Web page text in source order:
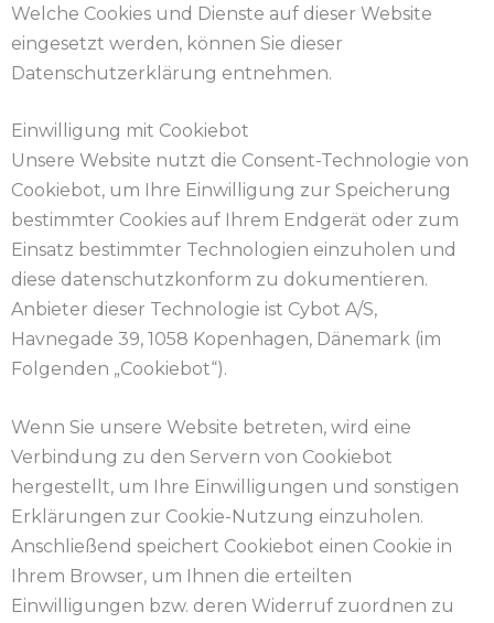
Welche Cookies und Dienste auf dieser Website
eingesetzt werden, können Sie dieser
Datenschutzerklärung entnehmen.
Einwilligung mit Cookiebot
Unsere Website nutzt die Consent-Technologie von
Cookiebot, um Ihre Einwilligung zur Speicherung
bestimmter Cookies auf Ihrem Endgerät oder zum
Einsatz bestimmter Technologien einzuholen und
diese datenschutzkonform zu dokumentieren.
Anbieter dieser Technologie ist Cybot A/S,
Havnegade 39, 1058 Kopenhagen, Dänemark (im
Folgenden „Cookiebot“).
Wenn Sie unsere Website betreten, wird eine
Verbindung zu den Servern von Cookiebot
hergestellt, um Ihre Einwilligungen und sonstigen
Erklärungen zur Cookie-Nutzung einzuholen.
Anschließend speichert Cookiebot einen Cookie in
Ihrem Browser, um Ihnen die erteilten
Einwilligungen bzw. deren Widerruf zuordnen zu